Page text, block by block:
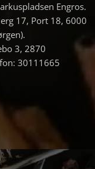
Engros.
17, Port 18, 6000
3, 2870
30111665